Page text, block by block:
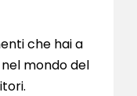
che hai a
mondo del